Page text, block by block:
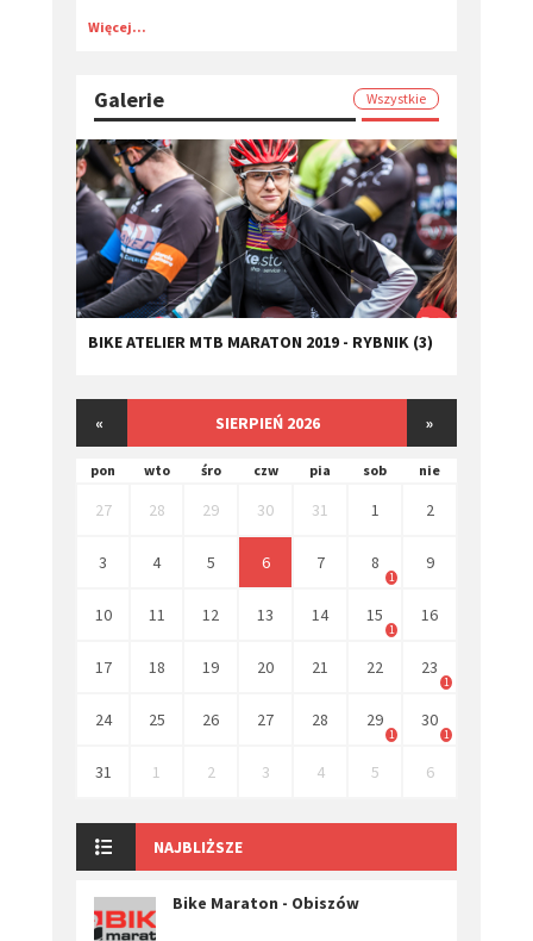
Więcej...
Galerie Wszystkie
BIKE ATELIER MTB MARATON 2019 - RYBNIK (3)
« SIERPIEŃ 2026 »
pon wto śro czw pia sob nie
27 28 29 30 31 1 2
3 4 5 6 7 8
1
9
10 11 12 13 14 15
1
16
17 18 19 20 21 22 23
1
24 25 26 27 28 29
1
30
1
31 1 2 3 4 5 6
NAJBLIŻSZE
Bike Maraton - Obiszów